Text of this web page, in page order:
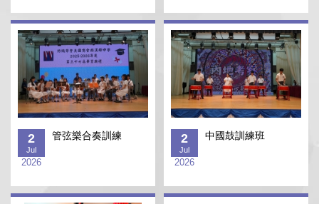
2
Jul
2026
管弦樂合奏訓練 2
Jul
2026
中國鼓訓練班